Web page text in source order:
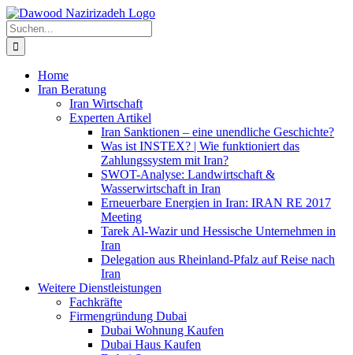
Zum
Inhalt
springen
Facebook
LinkedIn
Xing
E-
Mail
Suche
nach:
Home
Iran Beratung
Iran Wirtschaft
Experten Artikel
Iran Sanktionen – eine unendliche Geschichte?
Was ist INSTEX? | Wie funktioniert das
Zahlungssystem mit Iran?
SWOT-Analyse: Landwirtschaft &
Wasserwirtschaft in Iran
Erneuerbare Energien in Iran: IRAN RE 2017
Meeting
Tarek Al-Wazir und Hessische Unternehmen in
Iran
Delegation aus Rheinland-Pfalz auf Reise nach
Iran
Weitere Dienstleistungen
Fachkräfte
Firmengründung Dubai
Dubai Wohnung Kaufen
Dubai Haus Kaufen